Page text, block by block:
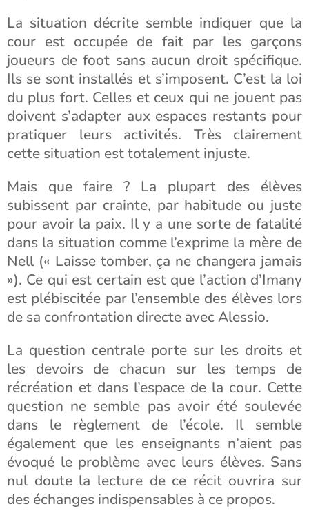
La situation décrite semble indiquer que la
cour est occupée de fait par les garçons
joueurs de foot sans aucun droit spécifique.
Ils se sont installés et s’imposent. C’est la loi
du plus fort. Celles et ceux qui ne jouent pas
doivent s’adapter aux espaces restants pour
pratiquer leurs activités. Très clairement
cette situation est totalement injuste.
Mais que faire ? La plupart des élèves
subissent par crainte, par habitude ou juste
pour avoir la paix. Il y a une sorte de fatalité
dans la situation comme l’exprime la mère de
Nell (« Laisse tomber, ça ne changera jamais
»). Ce qui est certain est que l’action d’Imany
est plébiscitée par l’ensemble des élèves lors
de sa confrontation directe avec Alessio.
La question centrale porte sur les droits et
les devoirs de chacun sur les temps de
récréation et dans l’espace de la cour. Cette
question ne semble pas avoir été soulevée
dans le règlement de l’école. Il semble
également que les enseignants n’aient pas
évoqué le problème avec leurs élèves. Sans
nul doute la lecture de ce récit ouvrira sur
des échanges indispensables à ce propos.